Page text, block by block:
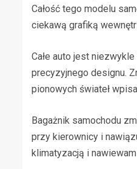
Całość tego modelu
ciekawą grafiką
Całe auto jest
precyzyjnego designu.
pionowych świateł
Bagażnik samochodu
przy kierownicy i
klimatyzacją i